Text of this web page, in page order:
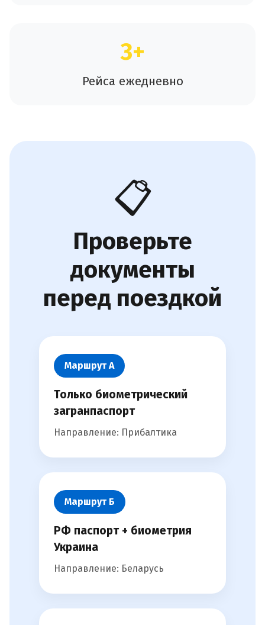
3+
Рейса ежедневно
📋
Проверьте
документы
перед поездкой
Маршрут А
Только биометрический
загранпаспорт
Направление: Прибалтика
Маршрут Б
РФ паспорт + биометрия
Украина
Направление: Беларусь